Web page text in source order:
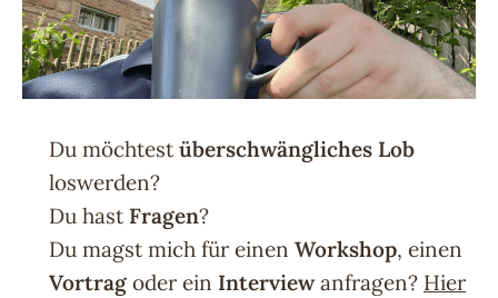
Du möchtest überschwängliches Lob
loswerden?
Du hast Fragen?
Du magst mich für einen Workshop, einen
Vortrag oder ein Interviewanfragen? Hier